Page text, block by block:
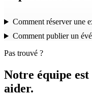
Comment réserver une
Comment publier un
Pas trouvé ?
Notre équipe
aider.